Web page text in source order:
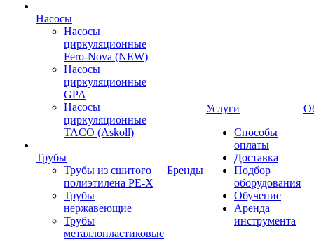
Насосы
Насосы
циркуляционные
Fero-Nova (NEW)
Насосы
циркуляционные
GPA
Насосы
циркуляционные
TACO (Askoll)
Трубы
Трубы из сшитого
полиэтилена PE-X
Трубы
нержавеющие
Трубы
металлопластиковые
Бренды
Услуги
Способы
оплаты
Доставка
Подбор
оборудования
Обучение
Аренда
инструмента